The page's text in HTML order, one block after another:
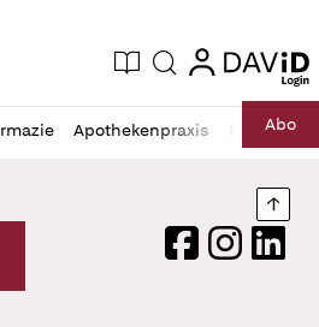
Zeitung
Aktuelle Ausgabe
Suche login
login
Apothekenpraxis RechtAbo
Logo
FacebookInstagram